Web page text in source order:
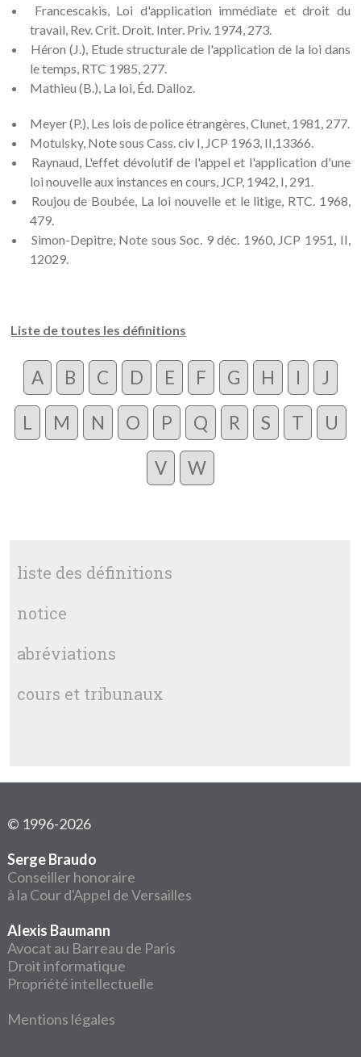
Francescakis, Loi d'application immédiate et droit du
travail, Rev. Crit. Droit. Inter. Priv. 1974, 273.
Héron (J.), Etude structurale de l'application de la loi dans
le temps, RTC 1985, 277.
Mathieu (B.), La loi, Éd. Dalloz.
Meyer (P.), Les lois de police étrangères, Clunet, 1981, 277.
Motulsky, Note sous Cass. civ I, JCP 1963, II,13366.
Raynaud, L'effet dévolutif de l'appel et l'application d'une
loi nouvelle aux instances en cours, JCP, 1942, I, 291.
Roujou de Boubée, La loi nouvelle et le litige, RTC. 1968,
479.
Simon-Depitre, Note sous Soc. 9 déc. 1960, JCP 1951, II,
12029.
Liste de toutes les définitions
A B C D E F G H I J
L M N O P Q R S T U
V W
liste des définitions
notice
abréviations
cours et tribunaux
© 1996-2026
Serge Braudo
Conseiller honoraire
à la Cour d'Appel de Versailles
Alexis Baumann
Avocat au Barreau de Paris
Droit informatique
Propriété intellectuelle
Mentions légales